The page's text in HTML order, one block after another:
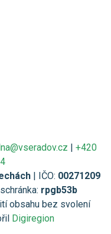
| +420
| IČO: 00271209
rpgb53b
obsahu bez svolení
Digiregion